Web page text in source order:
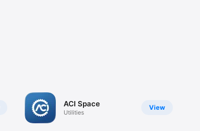
View
ACI Space
Utilities